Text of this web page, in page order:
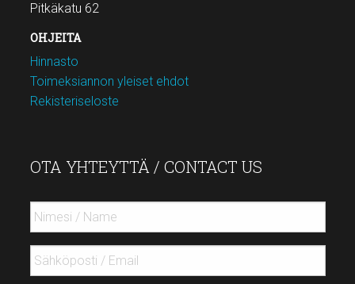
Pitkäkatu 62
OHJEITA
Hinnasto
Toimeksiannon yleiset ehdot
Rekisteriseloste
OTA YHTEYTTÄ / CONTACT US